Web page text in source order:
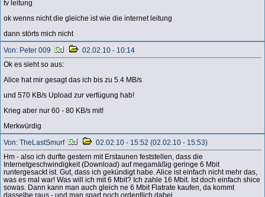
tv leitung
ok wenns nicht die gleiche ist wie die internet leitung
dann störts mich nicht
Von: Peter 009
02.02.10 - 10:14
Ok es sieht so aus:
Alice hat mir gesagt das ich bis zu 5.4 MB/s
und 570 KB/s Upload zur verfügung hab!
Krieg aber nur 60 - 80 KB/s mit!
Merkwürdig
Von: TheLastSmurf
02.02.10 - 15:52 (02.02.10 - 15:53)
Hm - also ich durfte gestern mit Erstaunen feststellen, dass die
Internetgeschwindigkeit (Download) auf megamäßig geringe 6 Mbit
runtergesackt ist. Gut, dass ich gekündigt habe. Alice ist einfach nicht mehr das,
was es mal war! Was will ich mit 6 Mbit? Ich zahle 16 Mbit. Ist doch einfach shice
sowas. Dann kann man auch gleich ne 6 Mbit Flatrate kaufen, da kommt
dasselbe raus - und man spart noch ordentlich dabei.